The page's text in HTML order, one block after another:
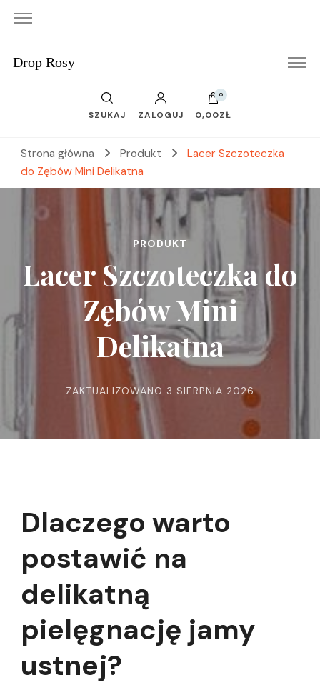
Drop Rosy
SZUKAJ ZALOGUJ
0
0,00ZŁ
Strona główna Produkt
Lacer Szczoteczka
do Zębów Mini Delikatna
PRODUKT
Lacer Szczoteczka do
Zębów Mini
Delikatna
ZAKTUALIZOWANO 3 SIERPNIA 2026
Dlaczego warto
postawić na
delikatną
pielęgnację jamy
ustnej?